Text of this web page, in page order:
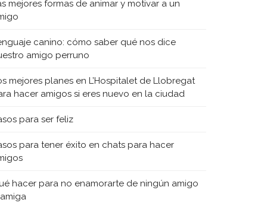
mejores formas de animar y motivar a un
canino: cómo saber qué nos dice
amigo perruno
mejores planes en L’Hospitalet de Llobregat
hacer amigos si eres nuevo en la ciudad
para ser feliz
para tener éxito en chats para hacer
hacer para no enamorarte de ningún amigo